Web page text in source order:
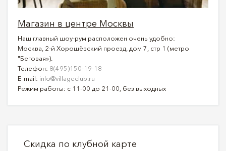
Магазин в центре Москвы
Наш главный шоу-рум расположен очень удобно:
Москва, 2-й Хорошёвский проезд, дом 7, стр 1 (метро
"Беговая»).
Телефон: 8(495)150-19-18
E-mail: info@villageclub.ru
Режим работы: с 11-00 до 21-00, без выходных
Скидка по клубной карте